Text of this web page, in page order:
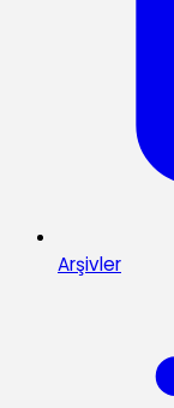
Arşivler